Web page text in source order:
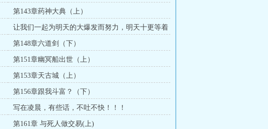
第143章药神大典（上）
让我们一起为明天的大爆发而努力，明天十更等着
我们，求月票！！！
第148章六道剑（下）
第151章幽冥船出世（上）
第153章天古城（上）
第156章跟我斗富？（下）
写在凌晨，有些话，不吐不快！！！
第161章 与死人做交易(上)